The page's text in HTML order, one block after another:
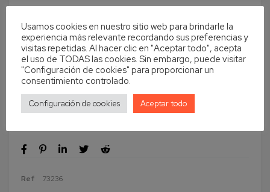
Cantidad En stock
Añadir al carrito
Ref 73236
Usamos cookies en nuestro sitio web para brindarle la
experiencia más relevante recordando sus preferencias y
visitas repetidas. Al hacer clic en "Aceptar todo", acepta
el uso de TODAS las cookies. Sin embargo, puede visitar
"Configuración de cookies" para proporcionar un
consentimiento controlado.
Configuración de cookies Aceptar todo